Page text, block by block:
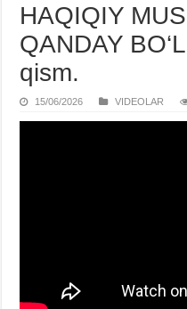
HAQIQIY
QANDAY
qism.
15/06/2026 VIDЕOLAR